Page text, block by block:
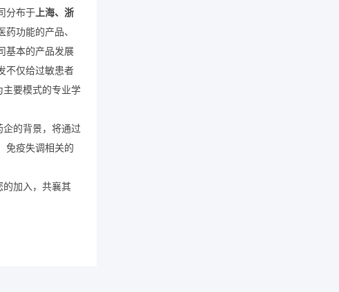
分布于上海、浙
功能的产品、
基本的产品发展
不仅给过敏患者
要模式的专业学
的背景，将通过
免疫失调相关的
的加入，共襄其